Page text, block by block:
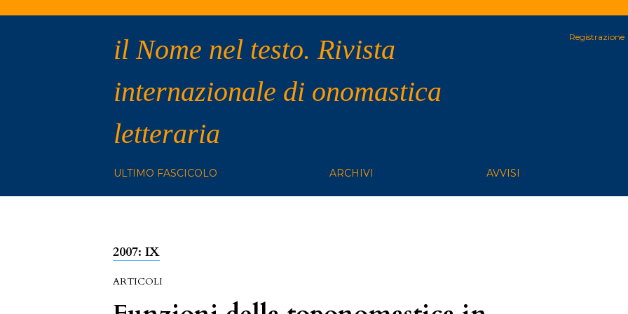
il Nome nel testo. Rivista
internazionale di onomastica
letteraria
Registrazione
ULTIMO FASCICOLO ARCHIVI AVVISI
2007: IX
ARTICOLI